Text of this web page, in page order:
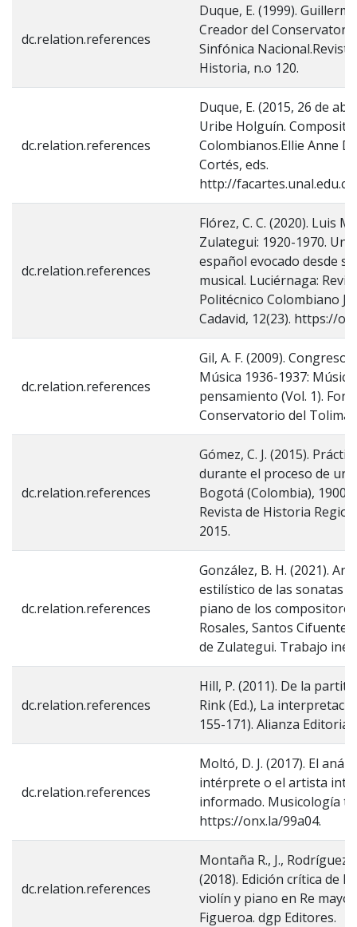
dc.relation.references
Duque, E. (1999).
Creador del
Sinfónica
Historia, n.o 120.
dc.relation.references
Duque, E. (2015, 26 de
Uribe Holguín.
Colombianos.Ellie Anne
Cortés, eds.
http://
dc.relation.references
Flórez, C. C. (2020). Luis
Zulategui: 1920-1970. Un
español evocado desde
musical. Luciérnaga:
Politécnico Colombiano
Cadavid, 12(23). https://
dc.relation.references
Gil, A. F. (2009).
Música 1936-1937:
pensamiento (Vol. 1).
Conservatorio del Tolima.
dc.relation.references
Gómez, C. J. (2015).
durante el proceso de
Bogotá (Colombia), 1900-
Revista de Historia
2015.
dc.relation.references
González, B. H. (2021).
estilístico de las sonatas
piano de los
Rosales, Santos
de Zulategui. Trabajo
dc.relation.references
Hill, P. (2011). De la
Rink (Ed.), La
155-171). Alianza Editorial.
dc.relation.references
Moltó, D. J. (2017). El
intérprete o el artista
informado. Musicología
https://onx.la/99a04.
dc.relation.references
Montaña R., J., Rodríguez
(2018). Edición crítica de
violín y piano en Re
Figueroa. dgp Editores.